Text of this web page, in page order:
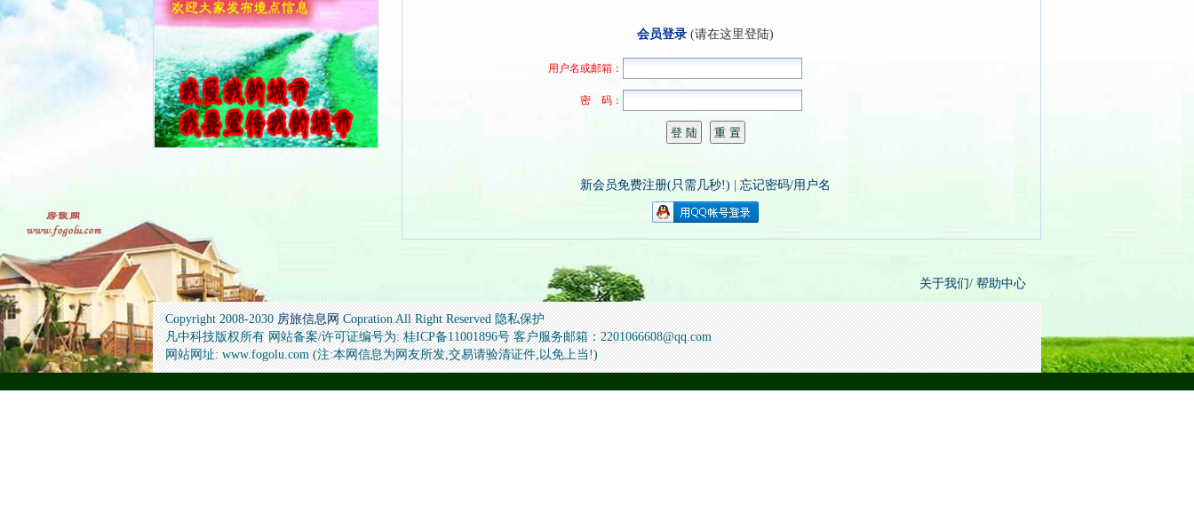
会员登录 (请在这里登陆)
用户名或邮箱：
密 码：
新会员免费注册(只需几秒!) 忘记密码/用户名
关于我们/帮助中心
Copyright 2008-2030房旅信息网Copration All Right Reserved 隐私保护
凡中科技版权所有 网站备案/许可证编号为: 桂ICP备11001896号 客户服务邮箱：2201066608@qq.com
网站网址: www.fogolu.com (注:本网信息为网友所发,交易请验清证件,以免上当!)